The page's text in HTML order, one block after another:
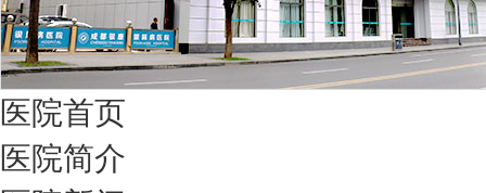
医院首页
医院简介